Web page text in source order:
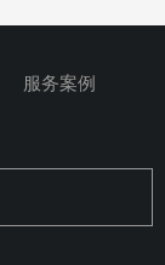
服务案例